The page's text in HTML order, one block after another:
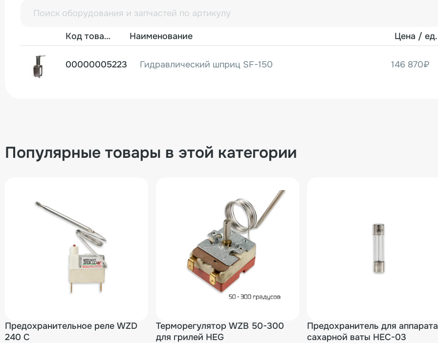
Код товара Наименование Цена / ед.
00000005223 Гидравлический шприц SF-150 146 870₽
Популярные товары в этой категории
Предохранительное реле WZD
240 C
Терморегулятор WZB 50-300
для грилей HEG
Предохранитель для аппарата
сахарной ваты HEC-03